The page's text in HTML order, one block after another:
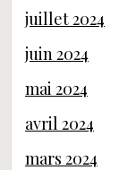
juillet 2024
juin 2024
mai 2024
avril 2024
mars 2024